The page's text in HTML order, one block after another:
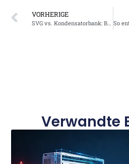
VORHERIGE
SVG vs. Kondensatorbank: Beste Lösung für die Leistungsfaktorkorrektur im Rechenzentrum
Verwandte